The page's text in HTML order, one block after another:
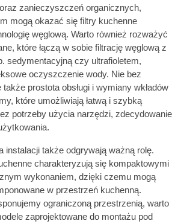
zanieczyszczeń organicznych,
mogą okazać się filtry kuchenne
węglową. Warto również rozważyć
które łączą w sobie filtrację węglową z
sedymentacyjną czy ultrafioletem,
oczyszczenie wody. Nie bez
prostota obsługi i wymiany wkładów
które umożliwiają łatwą i szybką
potrzeby użycia narzędzi, zdecydowanie
instalacji także odgrywają ważną rolę.
charakteryzują się kompaktowymi
wykonaniem, dzięki czemu mogą
w przestrzeń kuchenną.
ograniczoną przestrzenią, warto
zaprojektowane do montażu pod